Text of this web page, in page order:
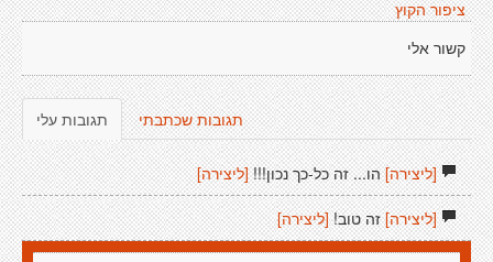
ציפור הקוץ
קשור אלי
תגובות עלי תגובות שכתבתי
[ליצירה]הו... זה כל-כך נכון!!! [ליצירה]
[ליצירה]זה טוב! [ליצירה]